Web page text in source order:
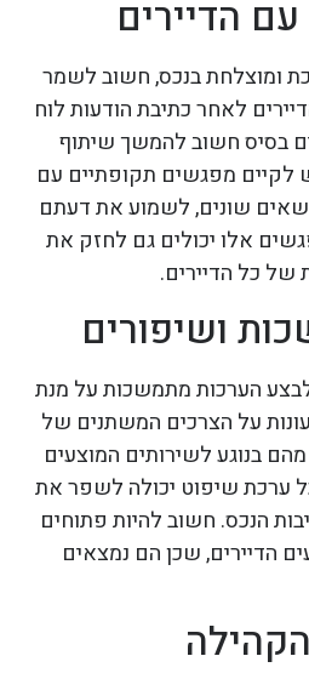
הדיירים
ומוצלחת בנכס, חשוב לשמר
לאחר כתיבת הודעות לוח
בסיס חשוב להמשך שיתוף
לקיים מפגשים תקופתיים עם
שונים, לשמוע את דעתם
אלו יכולים גם לחזק את
כל הדיירים.
ושיפורים
הערכות מתמשכות על מנת
על הצרכים המשתנים של
בנוגע לשירותים המוצעים
ערכת שיפוט יכולה לשפר את
הנכס. חשוב להיות פתוחים
הדיירים, שכן הם נמצאים